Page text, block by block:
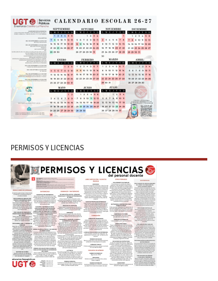
PERMISOS Y LICENCIAS